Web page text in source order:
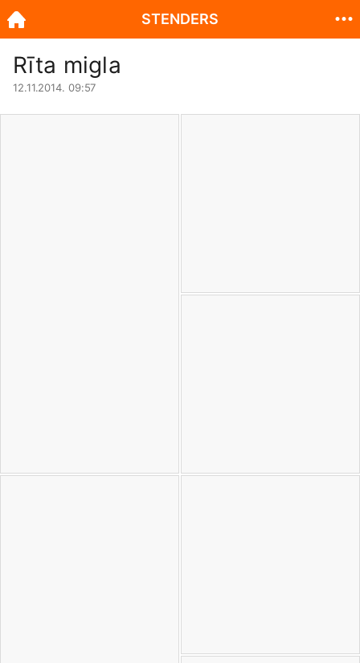
Rīta migla
12.11.2014. 09:57
STENDERS